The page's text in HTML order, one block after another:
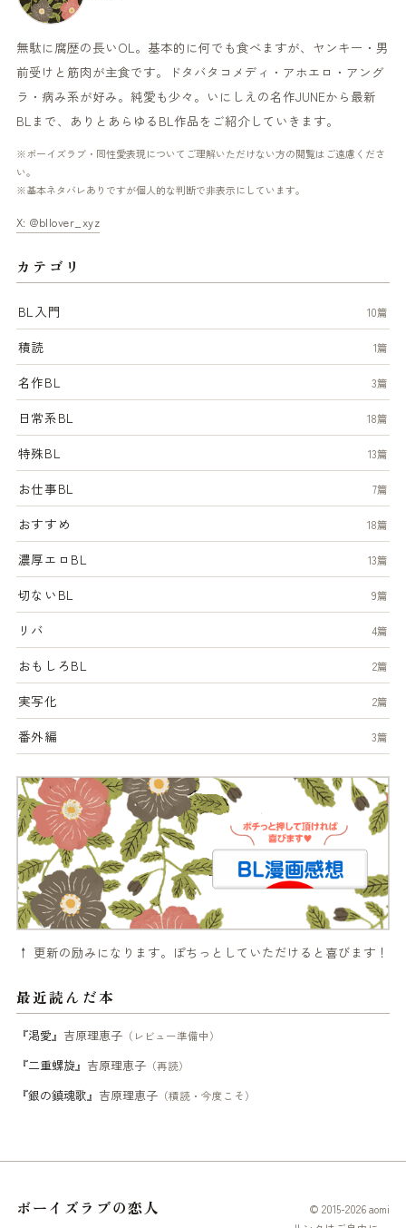
無駄に腐歴の長いOL。基本的に何でも食べますが、ヤンキー・男
前受けと筋肉が主食です。ドタバタコメディ・アホエロ・アング
ラ・病み系が好み。純愛も少々。いにしえの名作JUNEから最新
BLまで、ありとあらゆるBL作品をご紹介していきます。
※ボーイズラブ・同性愛表現についてご理解いただけない方の閲覧はご遠慮くださ
い。
※基本ネタバレありですが個人的な判断で非表示にしています。
X: @bllover_xyz
カテゴリ
BL入門 10篇
積読 1篇
名作BL 3篇
日常系BL 18篇
特殊BL 13篇
お仕事BL 7篇
おすすめ 18篇
濃厚エロBL 13篇
切ないBL 9篇
リバ 4篇
おもしろBL 2篇
実写化 2篇
番外編 3篇
↑ 更新の励みになります。ぽちっとしていただけると喜びます！
最近読んだ本
『渇愛』 吉原理恵子（レビュー準備中）
『二重螺旋』 吉原理恵子（再読）
『銀の鎮魂歌』 吉原理恵子（積読・今度こそ）
ボーイズラブの恋人
© 2015-2026 aomi